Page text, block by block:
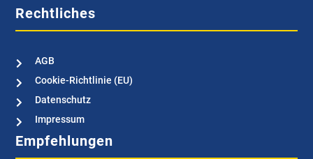
Rechtliches
 AGB
 Cookie-Richtlinie (EU)
 Datenschutz
 Impressum
Empfehlungen